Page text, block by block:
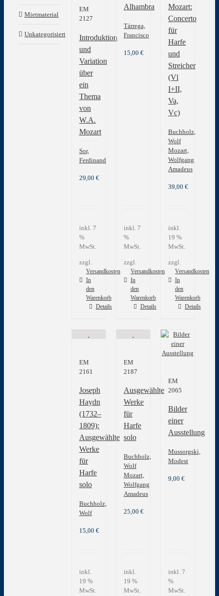
gewählt
werden
EM
2127
Introduktion
und
Variation
über
ein
Thema
von
W.A.
Mozart
Sor,
Ferdinand
29,00 €
inkl. 7
%
MwSt.
zzgl.
Versandkosten
In
den
Warenkorb
Details
Alhambra
Tárrega,
Francisco
15,00 €
inkl. 7
%
MwSt.
zzgl.
Versandkosten
In
den
Warenkorb
Details
Mozart:
Concerto
für
Harfe
und
Streicher
(Vl
I+II,
Va,
Vc)
Buchholz,
Wolf
Mozart,
Wolfgang
Amadeus
39,00 €
inkl.
19 %
MwSt.
zzgl.
Versandkosten
In
den
Warenkorb
Details
EM
2161
Joseph
Haydn
(1732‒
1809):
Ausgewählte
Werke
für
Harfe
solo
Buchholz,
Wolf
15,00 €
inkl.
19 %
MwSt.
EM
2187
Ausgewählte
Werke
für
Harfe
solo
Buchholz,
Wolf
Mozart,
Wolfgang
Amadeus
25,00 €
inkl.
19 %
MwSt.
EM
2065
Bilder
einer
Ausstellung
Mussorgski,
Modest
9,00 €
inkl. 7
%
MwSt.
Mietmaterial
Unkategorisiert